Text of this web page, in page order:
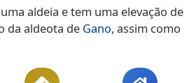
aldeia e tem uma elevação de
da aldeota de Gano, assim como